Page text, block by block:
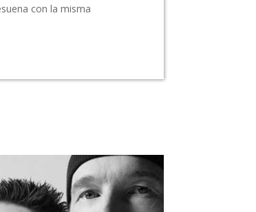
con la misma